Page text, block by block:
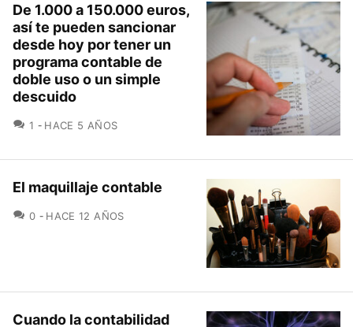
De 1.000 a 150.000 euros,
así te pueden sancionar
desde hoy por tener un
programa contable de
doble uso o un simple
descuido
1 COMENTARIOS
HACE 5 AÑOS
El maquillaje contable
0 COMENTARIOS
HACE 12 AÑOS
Cuando la contabilidad